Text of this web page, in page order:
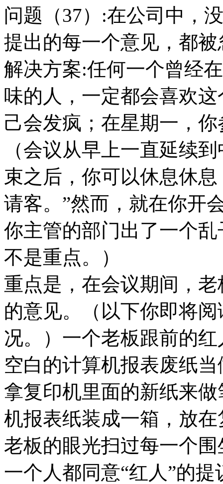
问题（37）:在公司中，
提出的每一个意见，都
解决方案:任何一个曾经
味的人，一定都会喜欢
己会发疯；在星期一，
（会议从早上一直延续
束之后，你可以休息休
请客。”然而，就在你开
你主管的部门出了一个
不是重点。）
重点是，在会议期间，
的意见。（以下你即将
况。）一个老板跟前的
空白的计算机报表废纸
拿复印机里面的新纸来
机报表纸装成一箱，放
老板的眼光扫过每一个
一个人都同意“红人”的